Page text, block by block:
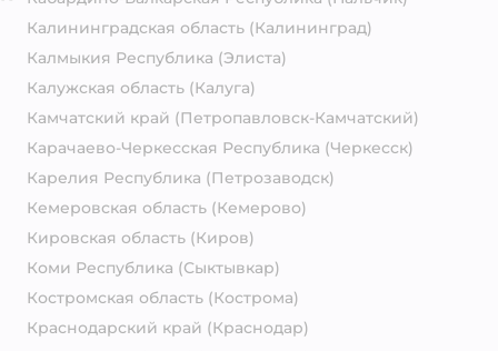
Калининградская область (Калининград)
Калмыкия Республика (Элиста)
Калужская область (Калуга)
Камчатский край (Петропавловск-Камчатский)
Карачаево-Черкесская Республика (Черкесск)
Карелия Республика (Петрозаводск)
Кемеровская область (Кемерово)
Кировская область (Киров)
Коми Республика (Сыктывкар)
Костромская область (Кострома)
Краснодарский край (Краснодар)